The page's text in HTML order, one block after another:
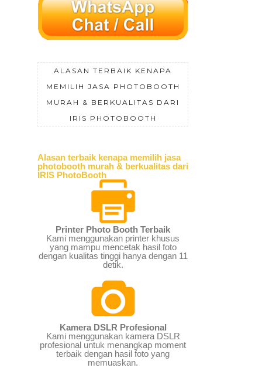
ALASAN TERBAIK KENAPA
MEMILIH JASA PHOTOBOOTH
MURAH & BERKUALITAS DARI
IRIS PHOTOBOOTH
Alasan terbaik kenapa memilih jasa
photobooth murah & berkualitas dari
IRIS PhotoBooth
Printer Photo Booth Terbaik
Kami menggunakan printer khusus
yang mampu mencetak hasil foto
dengan kualitas tinggi hanya dengan 11
detik.
Kamera DSLR Profesional
Kami menggunakan kamera DSLR
profesional untuk menangkap moment
terbaik dengan hasil foto yang
memuaskan.